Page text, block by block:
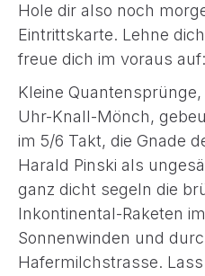
Hole dir also noch
Eintrittskarte. Lehne
freue dich im voraus auf:
Kleine
Uhr-Knall-Mönch,
im 5/6 Takt, die Gnade
Harald Pinski als
ganz dicht segeln die
Inkontinental-Raketen
Sonnenwinden und
Hafermilchstrasse.